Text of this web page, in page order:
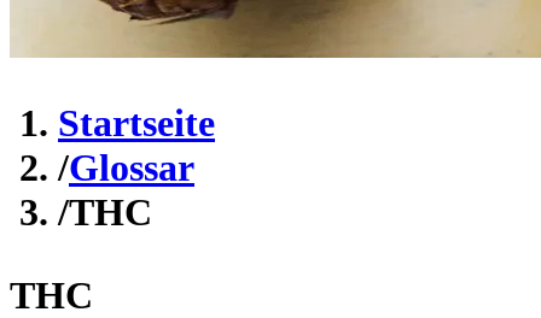
Startseite
/Glossar
/THC
THC